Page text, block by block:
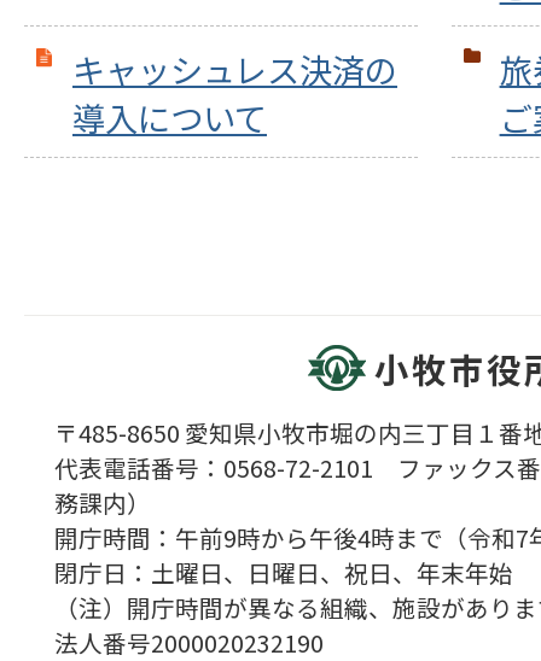
キャッシュレス決済の
導入について
小牧市役
〒485-8650 愛知県小牧市堀の内三丁目１番
代表電話番号：0568-72-2101 ファックス
務課内）
開庁時間：午前9時から午後4時まで（令
閉庁日：土曜日、日曜日、祝日、年末年始
（注）開庁時間が異なる組織、施設があり
法人番号2000020232190